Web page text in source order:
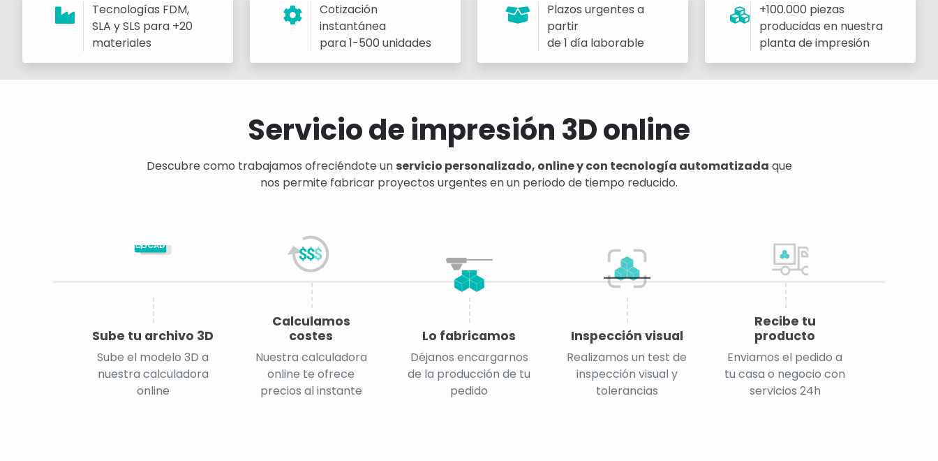
Tecnologías FDM,
SLA y SLS para +20
materiales
Cotización
instantánea
para 1-500 unidades
Plazos urgentes a
partir
de 1 día laborable
+100.000 piezas
producidas en nuestra
planta de impresión
Servicio de impresión 3D online
Descubre como trabajamos ofreciéndote un servicio personalizado, online y con tecnología automatizada que
nos permite fabricar proyectos urgentes en un periodo de tiempo reducido.
Sube tu archivo 3D
Sube el modelo 3D a
nuestra calculadora
online
Calculamos
costes
Nuestra calculadora
online te ofrece
precios al instante
Lo fabricamos
Déjanos encargarnos
de la producción de tu
pedido
Inspección visual
Realizamos un test de
inspección visual y
tolerancias
Recibe tu
producto
Enviamos el pedido a
tu casa o negocio con
servicios 24h